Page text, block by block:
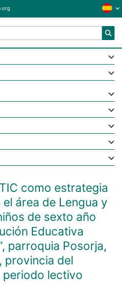
como estrategia
área de Lengua y
de sexto año
Educativa
parroquia Posorja,
provincia del
periodo lectivo